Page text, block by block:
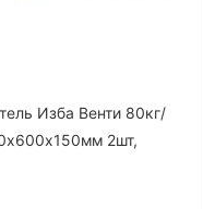
Изба Венти 80кг/
2шт,